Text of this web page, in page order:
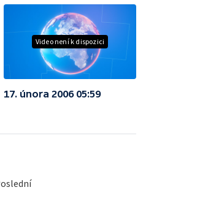
Video není k dispozici
17. února 2006 05:59